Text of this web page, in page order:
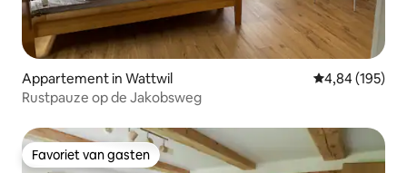
Appartement in Wattwil Gemiddelde
4,84 (195)
Rustpauze op de Jakobsweg
Favoriet van gasten
Favoriet van gasten